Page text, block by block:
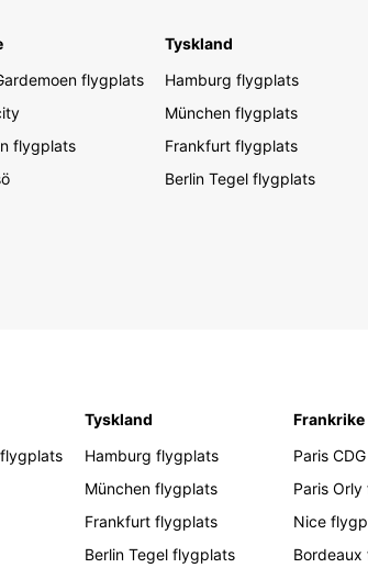
flygplats
flygplats
Tyskland
Hamburg flygplats
München flygplats
Frankfurt flygplats
Berlin Tegel flygplats
Tyskland
Hamburg flygplats
München flygplats
Frankfurt flygplats
Berlin Tegel flygplats
Frankrike
Paris
Paris
Nice